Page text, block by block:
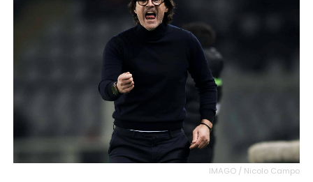
IMAGO / Nicolo Campo